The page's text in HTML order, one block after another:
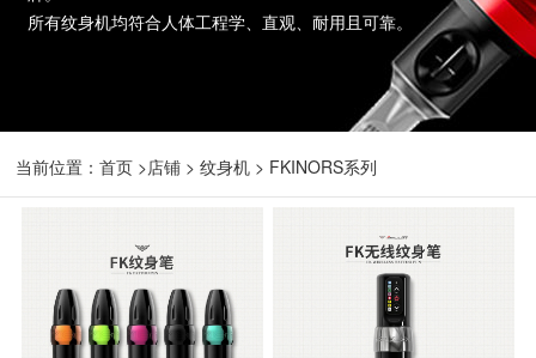
所有纹身机均符合人体工程学、直观、耐用且可靠。
当前位置：首页 >店铺 > 纹身机 > FKINORS系列